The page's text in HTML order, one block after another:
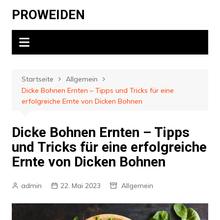
Inhalt
springen
PROWEIDEN
Startseite
Allgemein
Dicke Bohnen Ernten – Tipps und Tricks für eine
erfolgreiche Ernte von Dicken Bohnen
Dicke Bohnen Ernten – Tipps
und Tricks für eine erfolgreiche
Ernte von Dicken Bohnen
admin 22. Mai 2023 Allgemein